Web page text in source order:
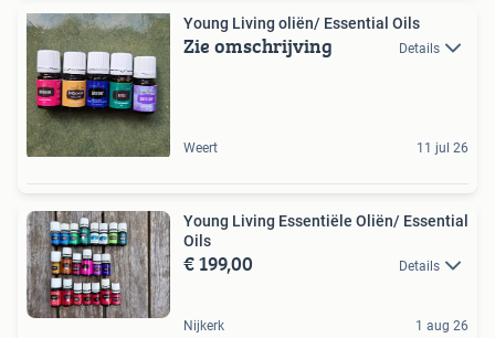
Young Living oliën/ Essential Oils
Zie omschrijving Details
Weert 11 jul 26
Young Living Essentiële Oliën/ Essential
Oils
€ 199,00 Details
Nijkerk 1 aug 26